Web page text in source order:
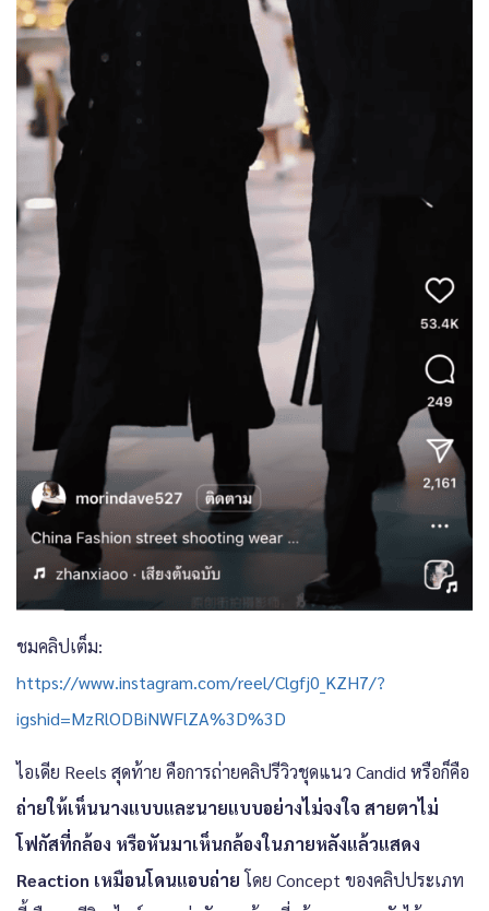
ชมคลิปเต็ม:
https://www.instagram.com/reel/Clgfj0_KZH7/?
igshid=MzRlODBiNWFlZA%3D%3D
ไอเดีย Reels สุดท้าย คือการถ่ายคลิปรีวิวชุดแนว Candid หรือก็คือ
ถ่ายให้เห็นนางแบบและนายแบบอย่างไม่จงใจ สายตาไม่
โฟกัสที่กล้อง หรือหันมาเห็นกล้องในภายหลังแล้วแสดง
Reaction เหมือนโดนแอบถ่าย โดย Concept ของคลิปประเภท